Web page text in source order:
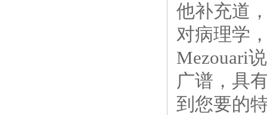
他补充道
对病理学
Mezouari
广谱，具
到您要的